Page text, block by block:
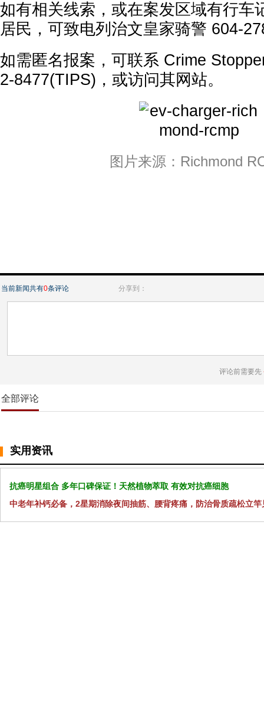
如有相关线索，或在案发区域有行车
居民，可致电列治文皇家骑警 604-
如需匿名报案，可联系 Crime
2-8477(TIPS)，或访问其网站。
图片来源：Richmond
当前新闻共有0条评论 分享到：
评论前需要先
全部评论
实用资讯
抗癌明星组合 多年口碑保证！天然植物萃取 有效对抗癌细胞
中老年补钙必备，2星期消除夜间抽筋、腰背疼痛，防治骨质疏松立竿